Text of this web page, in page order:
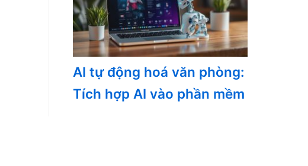
AI tự động hoá văn phòng:
Tích hợp AI vào phần mềm